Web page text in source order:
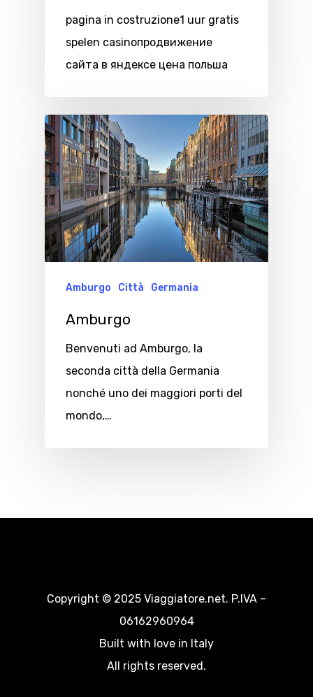
pagina in costruzione1 uur gratis
spelen casinoпродвижение
сайта в яндексе цена польша
Amburgo Città Germania
Amburgo
Benvenuti ad Amburgo, la
seconda città della Germania
nonché uno dei maggiori porti del
mondo,…
Copyright © 2025 Viaggiatore.net. P.IVA –
06162960964
Built with love in Italy
All rights reserved.